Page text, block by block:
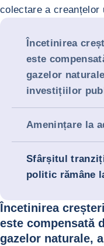
colectare a creanțelor
Încetinirea
este
gazelor
investițiilor
Amenințare la
Sfârșitul
politic rămâne
Încetinirea
este compensată
gazelor naturale,